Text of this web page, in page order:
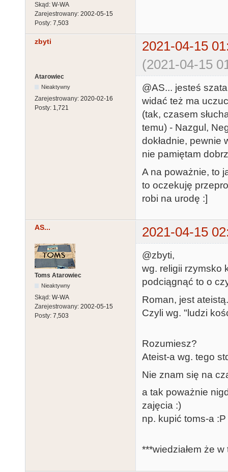
Skąd: W-WA
Zarejestrowany: 2002-05-15
Posty: 7,503
zbyti
2021-04-15
(2021-04-15
Atarowiec
Nieaktywny
Zarejestrowany: 2020-02-16
Posty: 1,721
@AS... jesteś
widać też ma
(tak, czasem
temu) - Nazgul,
dokładnie, pewnie
nie pamiętam
A na poważnie, to
to oczekuję
robi na urodę :]
AS... 2021-04-15
Toms Atarowiec
Nieaktywny
Skąd: W-WA
Zarejestrowany: 2002-05-15
Posty: 7,503
@zbyti,
wg. religii rzymsko
podciągnąć to o
Roman, jest ateistą.
Czyli wg. "ludzi
Rozumiesz?
Ateist-a wg. tego
Nie znam się na
a tak poważnie
zajęcia :)
np. kupić toms-a :P
***wiedziałem że